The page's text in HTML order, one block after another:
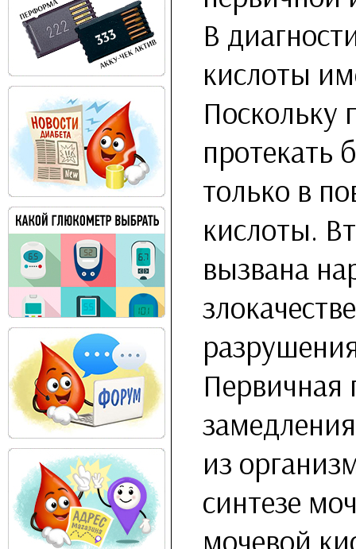
В
кислоты
Поскольку
протекать
только в
кислоты.
вызвана
Первичная
из
синтезе
мочевой